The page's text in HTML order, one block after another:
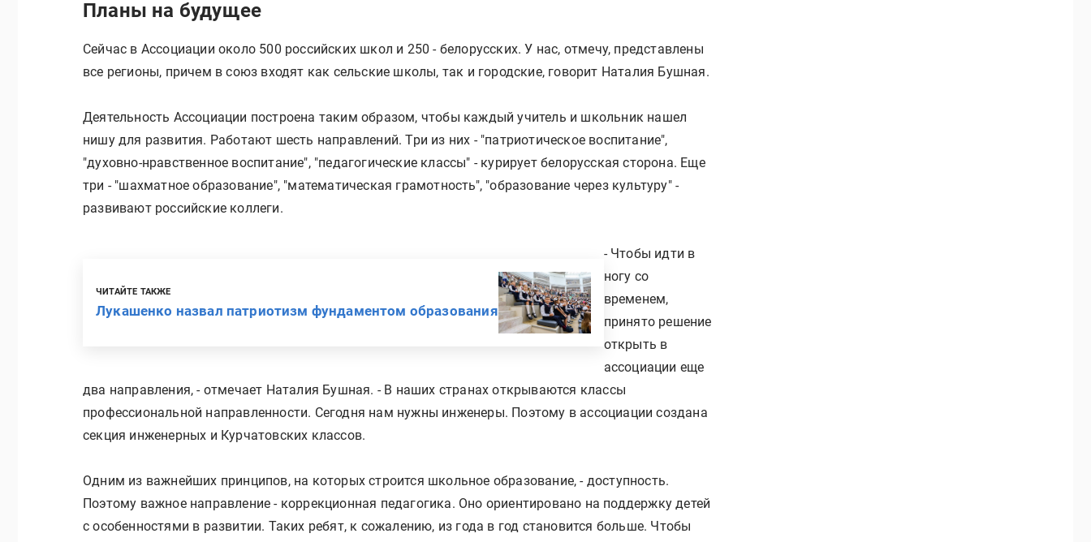
Планы на будущее
Сейчас в Ассоциации около 500 российских школ и 250 - белорусских. У нас, отмечу, представлены
все регионы, причем в союз входят как сельские школы, так и городские, говорит Наталия Бушная.
Деятельность Ассоциации построена таким образом, чтобы каждый учитель и школьник нашел
нишу для развития. Работают шесть направлений. Три из них - "патриотическое воспитание",
"духовно-нравственное воспитание", "педагогические классы" - курирует белорусская сторона. Еще
три - "шахматное образование", "математическая грамотность", "образование через культуру" -
развивают российские коллеги.
ЧИТАЙТЕ ТАКЖЕ
Лукашенко назвал патриотизм фундаментом образования
- Чтобы идти в
ногу со
временем,
принято решение
открыть в
ассоциации еще
два направления, - отмечает Наталия Бушная. - В наших странах открываются классы
профессиональной направленности. Сегодня нам нужны инженеры. Поэтому в ассоциации создана
секция инженерных и Курчатовских классов.
Одним из важнейших принципов, на которых строится школьное образование, - доступность.
Поэтому важное направление - коррекционная педагогика. Оно ориентировано на поддержку детей
с особенностями в развитии. Таких ребят, к сожалению, из года в год становится больше. Чтобы